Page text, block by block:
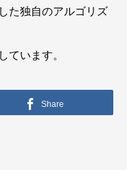
た独自のアルゴリズ
ています。
Share